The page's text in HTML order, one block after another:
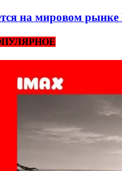
на мировом